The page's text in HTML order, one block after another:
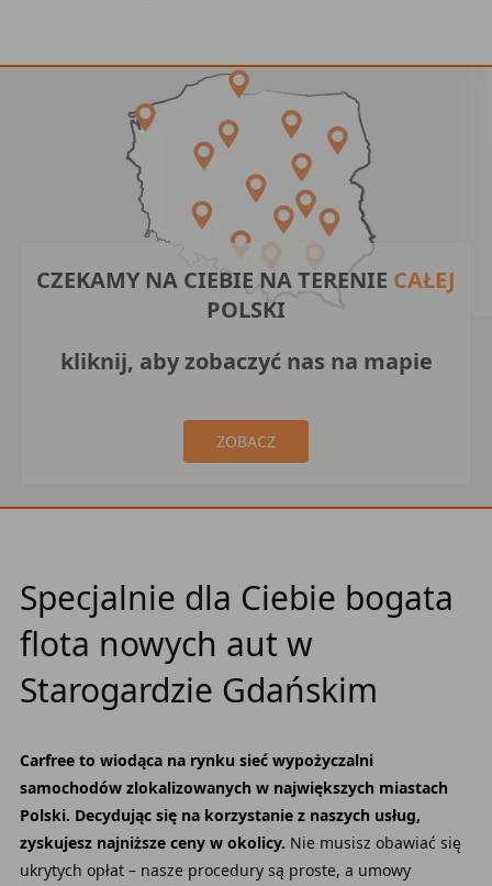
CZEKAMY NA CIEBIE NA TERENIE CAŁEJ
POLSKI
kliknij, aby zobaczyć nas na mapie
ZOBACZ
Specjalnie dla Ciebie bogata
flota nowych aut w
Starogardzie Gdańskim
Carfree to wiodąca na rynku sieć wypożyczalni
samochodów zlokalizowanych w największych miastach
Polski. Decydując się na korzystanie z naszych usług,
zyskujesz najniższe ceny w okolicy. Nie musisz obawiać się
ukrytych opłat – nasze procedury są proste, a umowy